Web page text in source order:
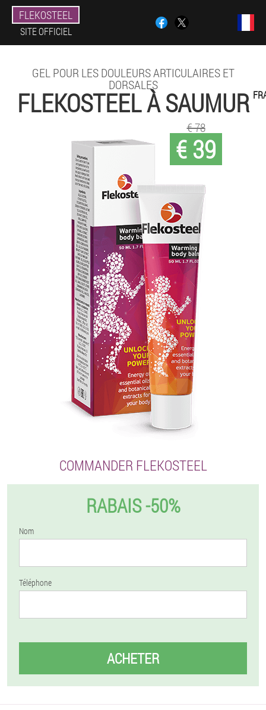
FLEKOSTEEL
SITE OFFICIEL
GEL POUR LES DOULEURS ARTICULAIRES ET
DORSALES
FLEKOSTEEL À SAUMUR
€ 39
€ 78
COMMANDER FLEKOSTEEL
RABAIS -50%
Nom
Téléphone
ACHETER